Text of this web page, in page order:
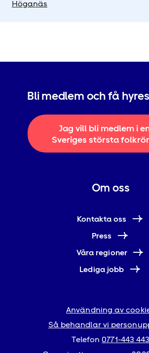
Höganäs
Bli medlem och få
Jag vill bli medlem i
Sveriges största
Om oss
Kontakta oss
Press
Våra regioner
Lediga jobb
Användning av
Så behandlar vi
Telefon0771-443 443